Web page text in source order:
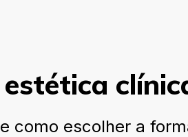
como escolher a